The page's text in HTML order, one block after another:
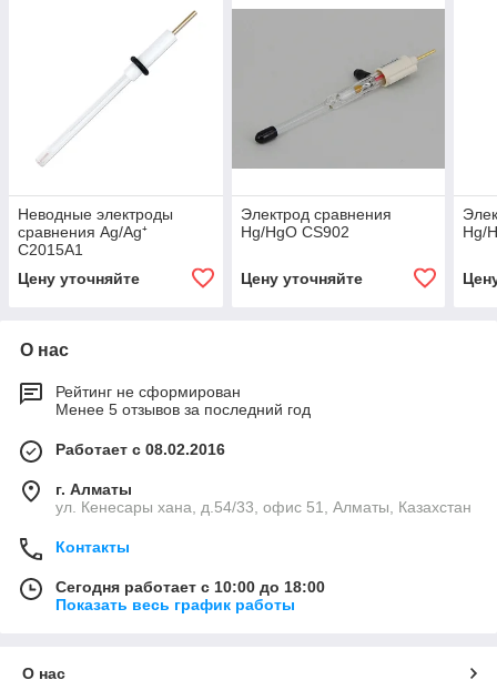
Неводные электроды
сравнения Ag/Ag⁺
C2015A1
Цену уточняйте
Электрод сравнения
Hg/HgO CS902
Цену уточняйте
Hg/
О нас
Рейтинг не сформирован
Менее 5 отзывов за последний год
Работает с 08.02.2016
г. Алматы
ул. Кенесары хана, д.54/33, офис 51, Алматы, Казахстан
Контакты
Сегодня работает с 10:00 до 18:00
Показать весь график работы
О нас